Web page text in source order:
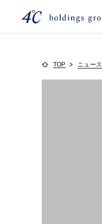
TOP ニュース